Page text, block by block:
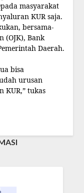
masyarakat
KUR saja.
bersama-
(OJK), Bank
Daerah.
bisa
urusan
KUR,” tukas